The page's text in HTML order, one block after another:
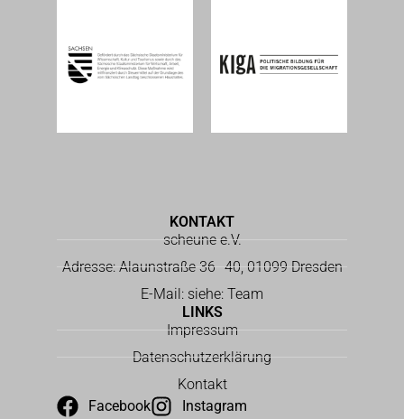
KONTAKT
scheune e.V.
Adresse: Alaunstraße 36–40, 01099 Dresden
E-Mail: siehe: Team
LINKS
Impressum
Datenschutzerklärung
Kontakt
Facebook
Instagram